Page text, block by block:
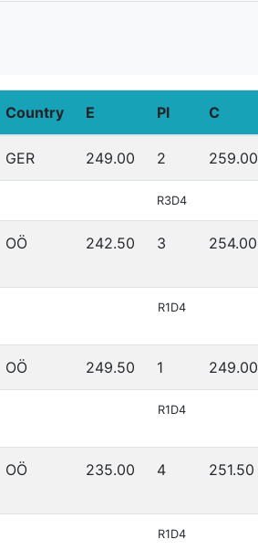
Country E Pl C
GER 249.00 2 259.00
R3D4
OÖ 242.50 3 254.00
R1D4
OÖ 249.50 1 249.00
R1D4
OÖ 235.00 4 251.50
R1D4